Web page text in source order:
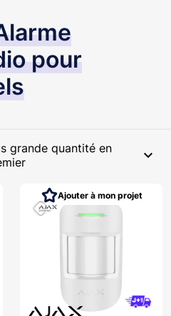
pour
grande quantité en
expand_more
Ajouter à mon projet